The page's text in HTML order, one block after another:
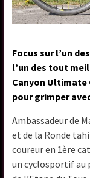
Focus sur l’un
l’un des tout
Canyon Ultimate
pour grimper
Ambassadeur de
et de la Ronde
coureur en 1ère
un cyclosportif au